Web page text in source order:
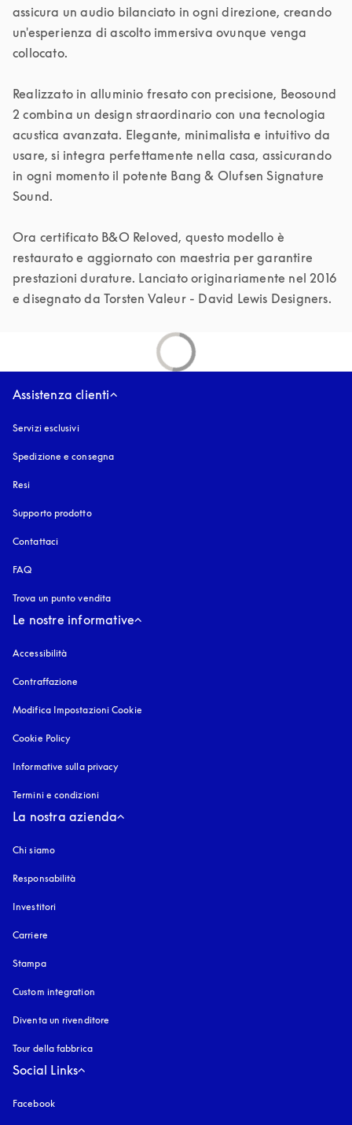
assicura un audio bilanciato in ogni direzione, creando
un'esperienza di ascolto immersiva ovunque venga
collocato.
Realizzato in alluminio fresato con precisione, Beosound
2 combina un design straordinario con una tecnologia
acustica avanzata. Elegante, minimalista e intuitivo da
usare, si integra perfettamente nella casa, assicurando
in ogni momento il potente Bang & Olufsen Signature
Sound.
Ora certificato B&O Reloved, questo modello è
restaurato e aggiornato con maestria per garantire
prestazioni durature. Lanciato originariamente nel 2016
e disegnato da Torsten Valeur - David Lewis Designers.
Assistenza clienti
Servizi esclusivi
Spedizione e consegna
Resi
Supporto prodotto
Contattaci
FAQ
Trova un punto vendita
Le nostre informative
Accessibilità
Contraffazione
Modifica Impostazioni Cookie
Cookie Policy
Informative sulla privacy
Termini e condizioni
La nostra azienda
Chi siamo
Responsabilità
Investitori
Carriere
Stampa
Custom integration
Diventa un rivenditore
Tour della fabbrica
Social Links
Facebook